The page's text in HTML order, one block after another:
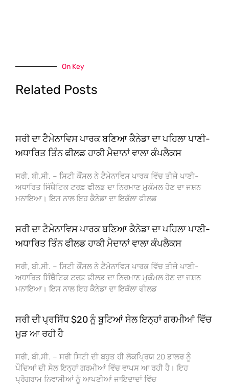
On Key
Related Posts
ਸਰੀ ਦਾ ਟੈਮੇਨਾਵਿਸ ਪਾਰਕ ਬਣਿਆ ਕੈਨੇਡਾ ਦਾ ਪਹਿਲਾ ਪਾਣੀ-
ਅਧਾਰਿਤ ਤਿੰਨ ਫੀਲਡ ਹਾਕੀ ਮੈਦਾਨਾਂ ਵਾਲਾ ਕੰਪਲੈਕਸ
ਸਰੀ, ਬੀ.ਸੀ. – ਸਿਟੀ ਕੌਂਸਲ ਨੇ ਟੈਮੇਨਾਵਿਸ ਪਾਰਕ ਵਿੱਚ ਤੀਜੇ ਪਾਣੀ-
ਅਧਾਰਿਤ ਸਿੰਥੈਟਿਕ ਟਰਫ਼ ਫੀਲਡ ਦਾ ਨਿਰਮਾਣ ਮੁਕੰਮਲ ਹੋਣ ਦਾ ਜਸ਼ਨ
ਮਨਾਇਆ। ਇਸ ਨਾਲ ਇਹ ਕੈਨੇਡਾ ਦਾ ਇਕੱਲਾ ਫੀਲਡ
ਸਰੀ ਦਾ ਟੈਮੇਨਾਵਿਸ ਪਾਰਕ ਬਣਿਆ ਕੈਨੇਡਾ ਦਾ ਪਹਿਲਾ ਪਾਣੀ-
ਅਧਾਰਿਤ ਤਿੰਨ ਫੀਲਡ ਹਾਕੀ ਮੈਦਾਨਾਂ ਵਾਲਾ ਕੰਪਲੈਕਸ
ਸਰੀ, ਬੀ.ਸੀ. – ਸਿਟੀ ਕੌਂਸਲ ਨੇ ਟੈਮੇਨਾਵਿਸ ਪਾਰਕ ਵਿੱਚ ਤੀਜੇ ਪਾਣੀ-
ਅਧਾਰਿਤ ਸਿੰਥੈਟਿਕ ਟਰਫ਼ ਫੀਲਡ ਦਾ ਨਿਰਮਾਣ ਮੁਕੰਮਲ ਹੋਣ ਦਾ ਜਸ਼ਨ
ਮਨਾਇਆ। ਇਸ ਨਾਲ ਇਹ ਕੈਨੇਡਾ ਦਾ ਇਕੱਲਾ ਫੀਲਡ
ਸਰੀ ਦੀ ਪ੍ਰਸਿੱਧ $20 ਨੂੰ ਬੂਟਿਆਂ ਸੇਲ ਇਨ੍ਹਾਂ ਗਰਮੀਆਂ ਵਿੱਚ
ਮੁੜ ਆ ਰਹੀ ਹੈ
ਸਰੀ, ਬੀ.ਸੀ. – ਸਰੀ ਸਿਟੀ ਦੀ ਬਹੁਤ ਹੀ ਲੋਕਪ੍ਰਿਯ 20 ਡਾਲਰ ਨੂੰ
ਪੌਦਿਆਂ ਦੀ ਸੇਲ ਇਨ੍ਹਾਂ ਗਰਮੀਆਂ ਵਿੱਚ ਵਾਪਸ ਆ ਰਹੀ ਹੈ। ਇਹ
ਪ੍ਰੋਗਰਾਮ ਨਿਵਾਸੀਆਂ ਨੂੰ ਆਪਣੀਆਂ ਜਾਇਦਾਦਾਂ ਵਿੱਚ